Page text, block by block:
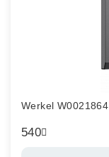
Werkel W0021864
540